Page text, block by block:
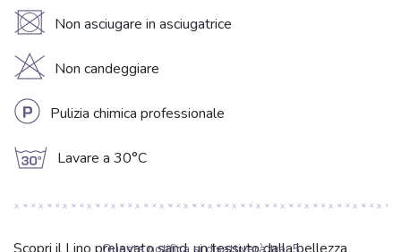
U Non asciugare in asciugatrice
H Non candeggiare
L Pulizia chimica professionale
g Lavare a 30°C
Questa notifica si disattiverà tra:4